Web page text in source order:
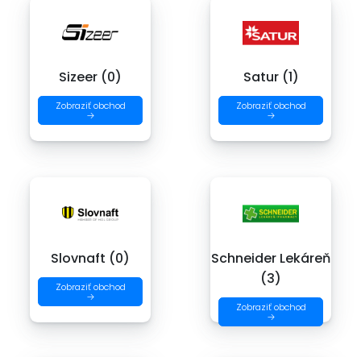
Sizeer (0)
Zobraziť obchod
→
Satur (1)
Zobraziť obchod
→
Slovnaft (0)
Zobraziť obchod
→
Schneider Lekáreň
(3)
Zobraziť obchod
→